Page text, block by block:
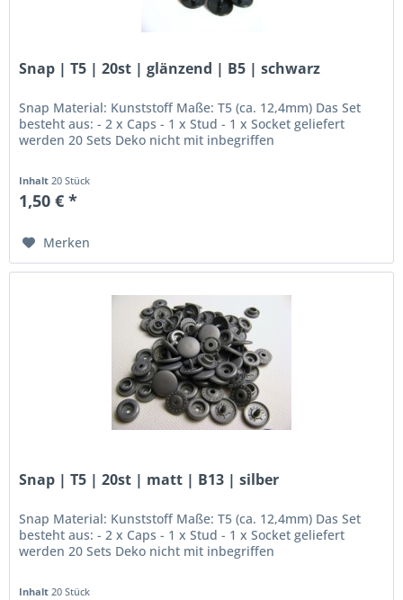
Snap | T5 | 20st | glänzend | B5 | schwarz
Snap Material: Kunststoff Maße: T5 (ca. 12,4mm) Das Set
besteht aus: - 2 x Caps - 1 x Stud - 1 x Socket geliefert
werden 20 Sets Deko nicht mit inbegriffen
Inhalt20 Stück
1,50 € *
Merken
Snap | T5 | 20st | matt | B13 | silber
Snap Material: Kunststoff Maße: T5 (ca. 12,4mm) Das Set
besteht aus: - 2 x Caps - 1 x Stud - 1 x Socket geliefert
werden 20 Sets Deko nicht mit inbegriffen
Inhalt20 Stück